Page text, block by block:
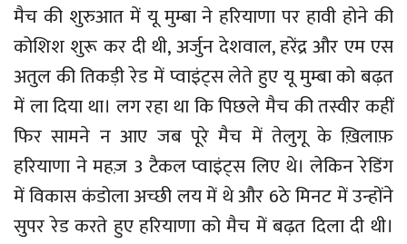
मैच की शुरुआत में यू मुम्बा ने हरियाणा पर हावी होने की
कोशिश शुरू कर दी थी, अर्जुन देशवाल, हरेंद्र और एम एस
अतुल की तिकड़ी रेड में प्वाइंट्स लेते हुए यू मुम्बा को बढ़त
में ला दिया था। लग रहा था कि पिछले मैच की तस्वीर कहीं
फिर सामने न आए जब पूरे मैच में तेलुगू के ख़िलाफ़
हरियाणा ने महज़ 3 टैकल प्वाइंट्स लिए थे। लेकिन रेडिंग
में विकास कंडोला अच्छी लय में थे और 6ठे मिनट में उन्होंने
सुपर रेड करते हुए हरियाणा को मैच में बढ़त दिला दी थी।